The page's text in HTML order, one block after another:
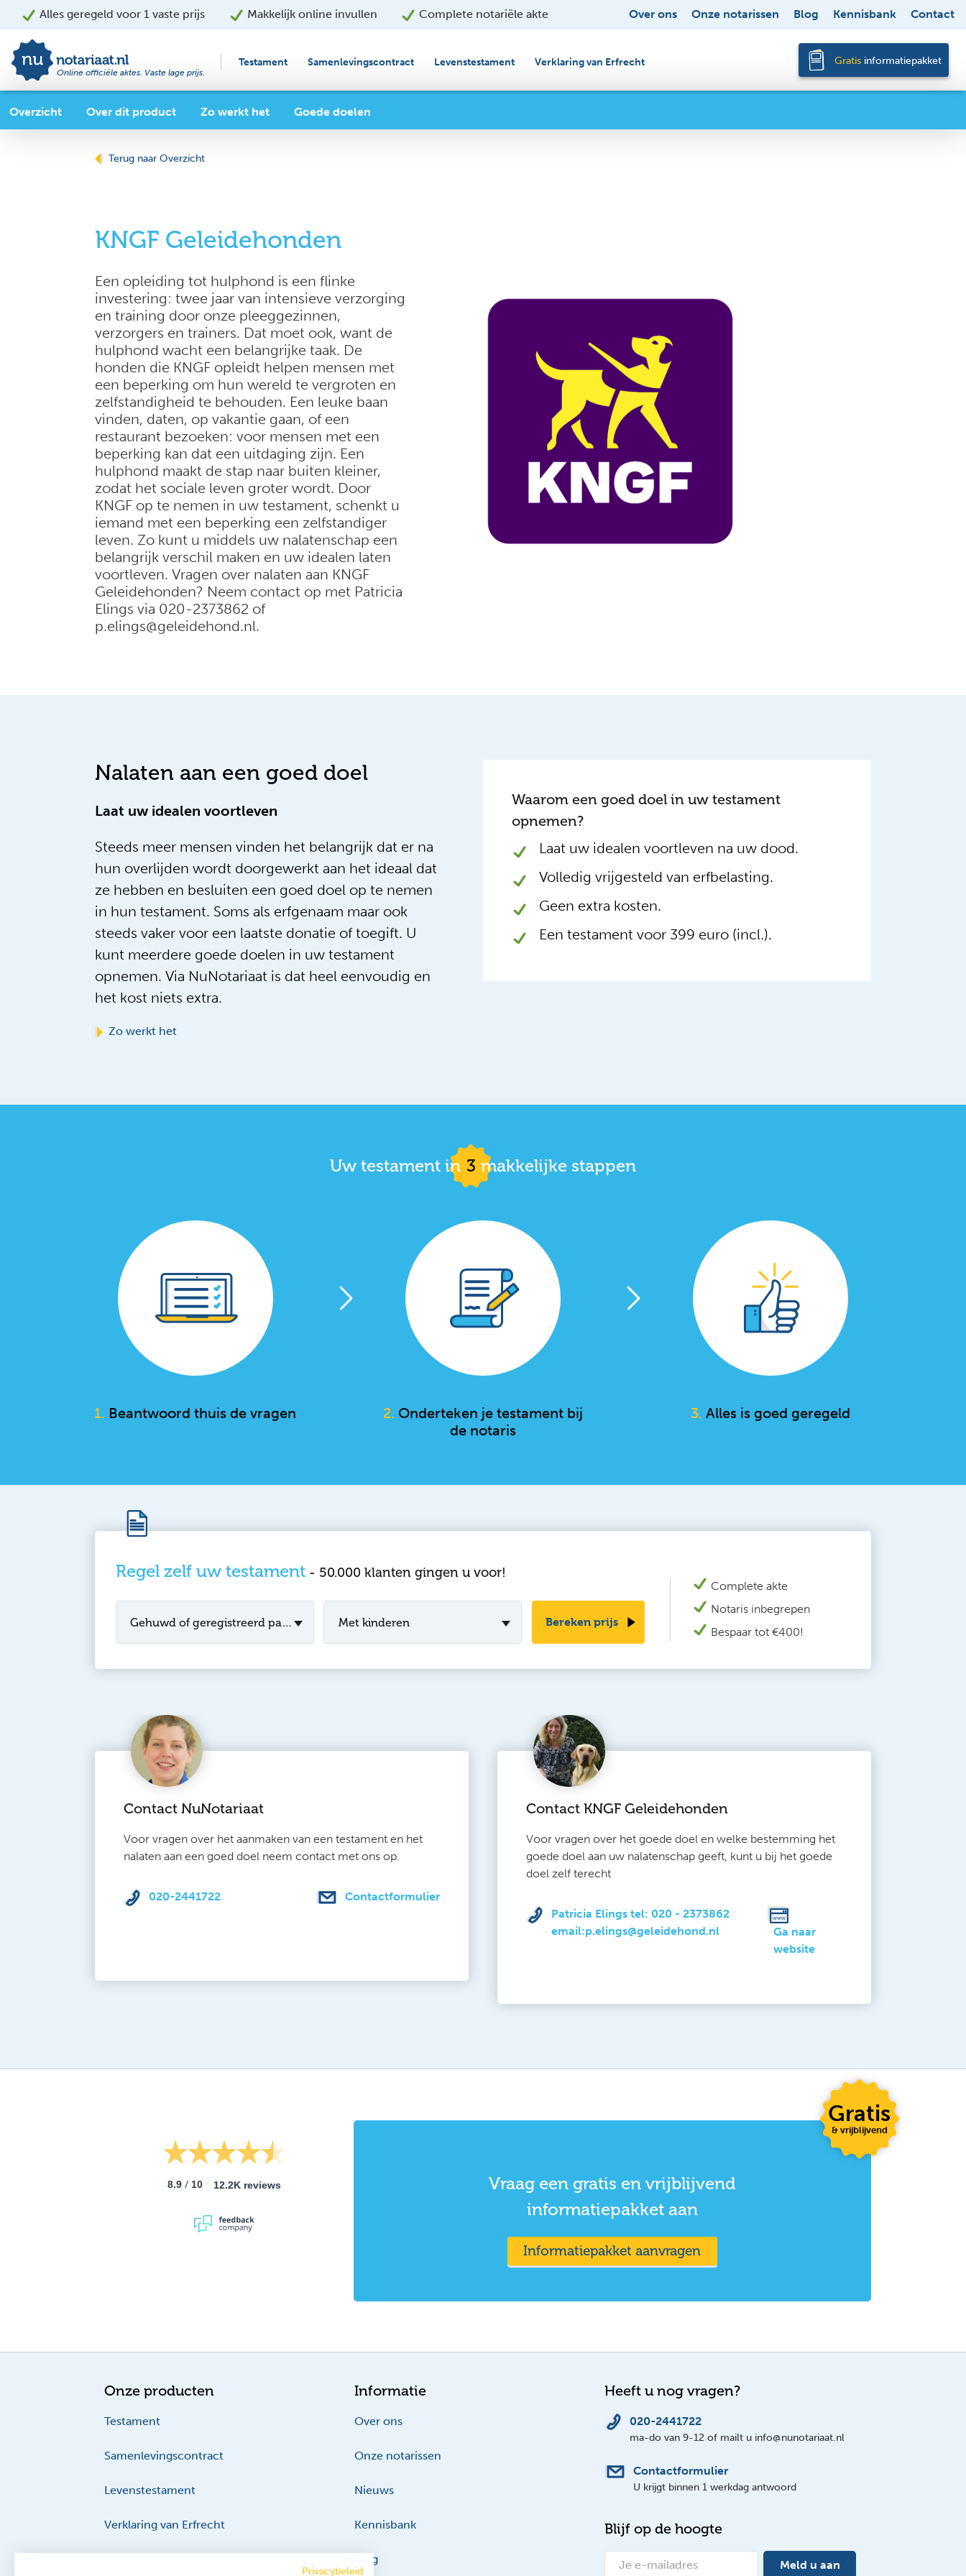
Alles geregeld voor 1 vaste prijs Makkelijk online invullen Complete notariële akte Over ons Onze notarissen Blog Kennisbank Contact
Online officiële aktes. Vaste lage prijs.
Testament Samenlevingscontract Levenstestament Verklaring van Erfrecht Gratis informatiepakket
Overzicht Over dit product Zo werkt het Goede doelen
Terug naar Overzicht
KNGF Geleidehonden
Een opleiding tot hulphond is een flinke
investering: twee jaar van intensieve verzorging
en training door onze pleeggezinnen,
verzorgers en trainers. Dat moet ook, want de
hulphond wacht een belangrijke taak. De
honden die KNGF opleidt helpen mensen met
een beperking om hun wereld te vergroten en
zelfstandigheid te behouden. Een leuke baan
vinden, daten, op vakantie gaan, of een
restaurant bezoeken: voor mensen met een
beperking kan dat een uitdaging zijn. Een
hulphond maakt de stap naar buiten kleiner,
zodat het sociale leven groter wordt. Door
KNGF op te nemen in uw testament, schenkt u
iemand met een beperking een zelfstandiger
leven. Zo kunt u middels uw nalatenschap een
belangrijk verschil maken en uw idealen laten
voortleven. Vragen over nalaten aan KNGF
Geleidehonden? Neem contact op met Patricia
Elings via 020-2373862 of
p.elings@geleidehond.nl.
Nalaten aan een goed doel
Laat uw idealen voortleven
Steeds meer mensen vinden het belangrijk dat er na
hun overlijden wordt doorgewerkt aan het ideaal dat
ze hebben en besluiten een goed doel op te nemen
in hun testament. Soms als erfgenaam maar ook
steeds vaker voor een laatste donatie of toegift. U
kunt meerdere goede doelen in uw testament
opnemen. Via NuNotariaat is dat heel eenvoudig en
het kost niets extra.
Zo werkt het
Waarom een goed doel in uw testament
opnemen?
Laat uw idealen voortleven na uw dood.
Volledig vrijgesteld van erfbelasting.
Geen extra kosten.
Een testament voor 399 euro (incl.).
Uw testament in 3 makkelijke stappen
1. Beantwoord thuis de vragen 2. Onderteken je testament bij
de notaris
3. Alles is goed geregeld
Regel zelf uw testament- 50.000 klanten gingen u voor!
Gehuwd of geregistreerd partner Met kinderen Bereken prijs
Complete akte
Notaris inbegrepen
Bespaar tot €400!
Contact NuNotariaat
Voor vragen over het aanmaken van een testament en het
nalaten aan een goed doel neem contact met ons op.
020-2441722 Contactformulier
Contact KNGF Geleidehonden
Voor vragen over het goede doel en welke bestemming het
goede doel aan uw nalatenschap geeft, kunt u bij het goede
doel zelf terecht
Patricia Elings tel: 020 - 2373862
email:p.elings@geleidehond.nl
Ga naar
website
8.9 / 10 12.2K reviews
Vraag een gratis en vrijblijvend
informatiepakket aan
Informatiepakket aanvragen
Gratis
& vrijblijvend
Onze producten
Testament
Samenlevingscontract
Levenstestament
Verklaring van Erfrecht
Informatie
Over ons
Onze notarissen
Nieuws
Kennisbank
Blog
Heeft u nog vragen?
020-2441722
ma-do van 9-12 of mailt u info@nunotariaat.nl
Contactformulier
U krijgt binnen 1 werkdag antwoord
Blijf op de hoogte
Meld u aan
Privacybeleid